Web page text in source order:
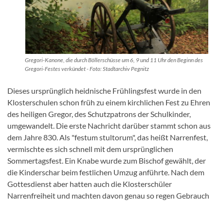
Gregori-Kanone, die durch Böllerschüsse um 6, 9 und 11 Uhr den Beginn des
Gregori-Festes verkündet - Foto: Stadtarchiv Pegnitz
Dieses ursprünglich heidnische Frühlingsfest wurde in den
Klosterschulen schon früh zu einem kirchlichen Fest zu Ehren
des heiligen Gregor, des Schutzpatrons der Schulkinder,
umgewandelt. Die erste Nachricht darüber stammt schon aus
dem Jahre 830. Als "festum stultorum", das heißt Narrenfest,
vermischte es sich schnell mit dem ursprünglichen
Sommertagsfest. Ein Knabe wurde zum Bischof gewählt, der
die Kinderschar beim festlichen Umzug anführte. Nach dem
Gottesdienst aber hatten auch die Klosterschüler
Narrenfreiheit und machten davon genau so regen Gebrauch